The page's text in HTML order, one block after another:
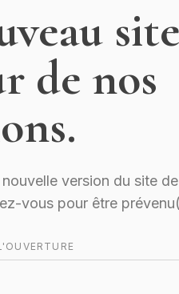
de nos
version du site
vous pour être